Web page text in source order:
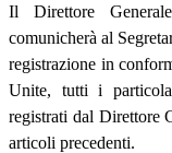
Il Direttore
comunicherà al
registrazione in
Unite, tutti i
registrati dal Direttore
articoli precedenti.